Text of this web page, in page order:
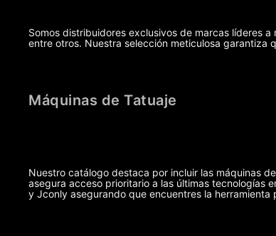
Somos distribuidores exclusivos de marcas líderes
entre otros. Nuestra selección meticulosa garantiza
Máquinas de Tatuaje
Nuestro catálogo destaca por incluir las máquinas
asegura acceso prioritario a las últimas tecnologías
y Jconly asegurando que encuentres la